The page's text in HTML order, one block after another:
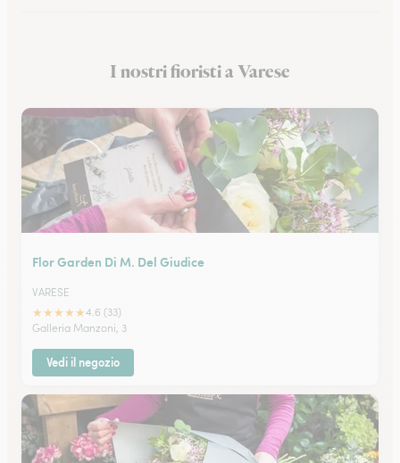
Fioristi a MonzaI nostri fioristi a Varese
Flor Garden Di M. Del Giudice
VARESE
★★★★★4.6 (33)
Galleria Manzoni, 3
Vedi il negozio